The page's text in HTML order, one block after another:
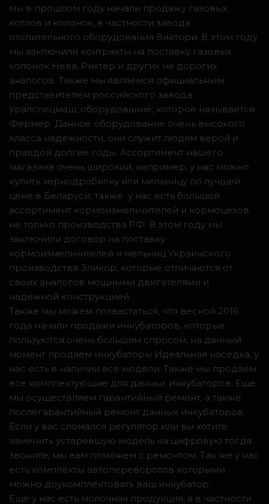
мы в прошлом году начали продажу газовых
котлов и колонок, в частности завода
отопительного оборудования Виктори. В этом году
мы заключили контракты на поставку газовых
колонок Нева, Рихтер и других не дорогих
аналогов. Также мы являемся официальным
представителем российского завода
Уралспецмаш, оборудование, которое называется
Фермер. Данное оборудование очень высокого
класса надежности, они служит людям верой и
правдой долгие годы. Ассортимент нашего
магазина очень широкий, например, у нас можно
купить зернодробилку или мельницу по лучшей
цене в Беларуси, также у нас есть большой
ассортимент кормоизмельчителей и кормоцехов
не только производства РФ. В этом году мы
заключили договор на поставку
кормоизмельчителей и мельниц Украинского
производства Эликор, которые отличаются от
своих аналогов мощными двигателями и
надежной конструкцией.
Также мы можем похвастаться, что весной 2016
года начали продажи инкубаторов, которые
пользуются очень большим спросом, на данный
момент продаем инкубаторы Идеальная наседка, у
нас есть в наличии все модели. Также мы продаем
все комплектующие для данных инкубаторов. Ещё
мы осуществляем гарантийный ремонт, а также
послегарантийный ремонт данных инкубаторов.
Если у вас сломался регулятор или вы хотите
заменить устаревшую модель на цифровую тогда
звоните, мы вам поможем с ремонтом. Так же у нас
есть комплекты автопереворотов которыми
можно доукомплектовать ваш инкубатор.
Ещё у нас есть молочная продукция, а в частности